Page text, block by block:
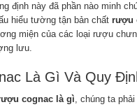
định này đã phần nào minh
hiểu tường tận bản chất rượu
miện của các loại rượu
lưu.
Là Gì Và Quy
cognac là gì, chúng ta